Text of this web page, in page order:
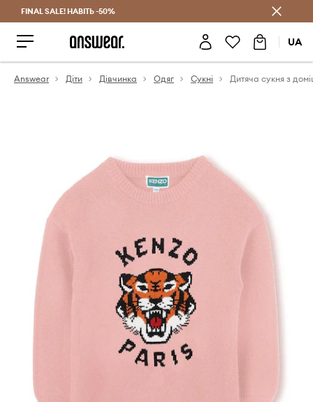
Заощаджуй з Answear Club
FINAL SALE! НАВІТЬ -50%
UA
Answear Діти Дівчинка Одяг Сукні